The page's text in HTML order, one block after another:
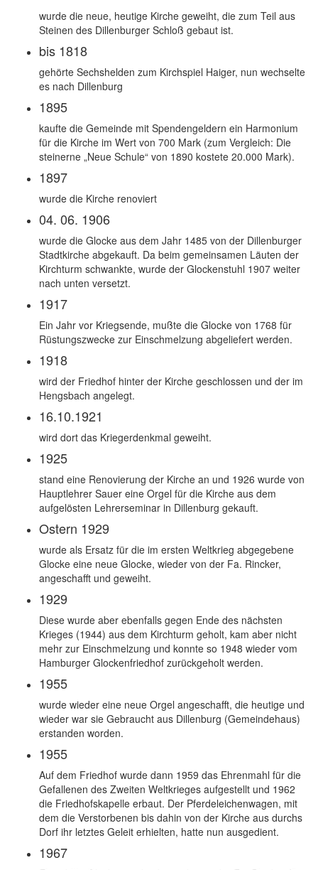
wurde die neue, heutige Kirche geweiht, die zum Teil aus
Steinen des Dillenburger Schloß gebaut ist.
bis 1818
gehörte Sechshelden zum Kirchspiel Haiger, nun wechselte
es nach Dillenburg
1895
kaufte die Gemeinde mit Spendengeldern ein Harmonium
für die Kirche im Wert von 700 Mark (zum Vergleich: Die
steinerne „Neue Schule“ von 1890 kostete 20.000 Mark).
1897
wurde die Kirche renoviert
04. 06. 1906
wurde die Glocke aus dem Jahr 1485 von der Dillenburger
Stadtkirche abgekauft. Da beim gemeinsamen Läuten der
Kirchturm schwankte, wurde der Glockenstuhl 1907 weiter
nach unten versetzt.
1917
Ein Jahr vor Kriegsende, mußte die Glocke von 1768 für
Rüstungszwecke zur Einschmelzung abgeliefert werden.
1918
wird der Friedhof hinter der Kirche geschlossen und der im
Hengsbach angelegt.
16.10.1921
wird dort das Kriegerdenkmal geweiht.
1925
stand eine Renovierung der Kirche an und 1926 wurde von
Hauptlehrer Sauer eine Orgel für die Kirche aus dem
aufgelösten Lehrerseminar in Dillenburg gekauft.
Ostern 1929
wurde als Ersatz für die im ersten Weltkrieg abgegebene
Glocke eine neue Glocke, wieder von der Fa. Rincker,
angeschafft und geweiht.
1929
Diese wurde aber ebenfalls gegen Ende des nächsten
Krieges (1944) aus dem Kirchturm geholt, kam aber nicht
mehr zur Einschmelzung und konnte so 1948 wieder vom
Hamburger Glockenfriedhof zurückgeholt werden.
1955
wurde wieder eine neue Orgel angeschafft, die heutige und
wieder war sie Gebraucht aus Dillenburg (Gemeindehaus)
erstanden worden.
1955
Auf dem Friedhof wurde dann 1959 das Ehrenmahl für die
Gefallenen des Zweiten Weltkrieges aufgestellt und 1962
die Friedhofskapelle erbaut. Der Pferdeleichenwagen, mit
dem die Verstorbenen bis dahin von der Kirche aus durchs
Dorf ihr letztes Geleit erhielten, hatte nun ausgedient.
1967